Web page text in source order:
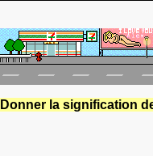
Donner la signification